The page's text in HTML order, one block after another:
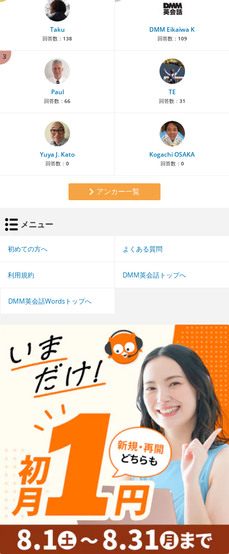
Taku
回答数： 138
DMM Eikaiwa K
回答数： 109
3
Paul
回答数： 66
TE
回答数： 31
Yuya J. Kato
回答数： 0
Kogachi OSAKA
回答数： 0
アンカー一覧
メニュー
初めての方へ よくある質問
利用規約 DMM英会話トップへ
DMM英会話Wordsトップへ